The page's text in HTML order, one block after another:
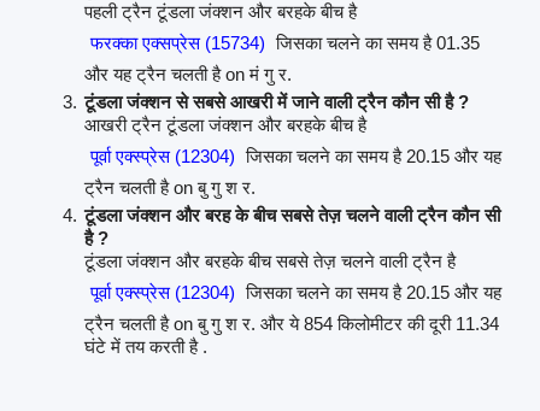
पहली ट्रैन टूंडला जंक्शन और बरहके बीच है
फरक्का एक्सप्रेस (15734) जिसका चलने का समय है 01.35
और यह ट्रैन चलती है on मं गु र.
टूंडला जंक्शन से सबसे आखरी में जाने वाली ट्रैन कौन सी है ?
आखरी ट्रैन टूंडला जंक्शन और बरहके बीच है
पूर्वा एक्स्प्रेस (12304) जिसका चलने का समय है 20.15 और यह
ट्रैन चलती है on बु गु श र.
टूंडला जंक्शन और बरह के बीच सबसे तेज़ चलने वाली ट्रैन कौन सी
है ?
टूंडला जंक्शन और बरहके बीच सबसे तेज़ चलने वाली ट्रैन है
पूर्वा एक्स्प्रेस (12304) जिसका चलने का समय है 20.15 और यह
ट्रैन चलती है on बु गु श र. और ये 854 किलोमीटर की दूरी 11.34
घंटे में तय करती है .